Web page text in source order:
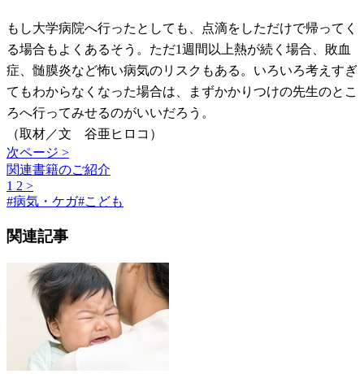
もし大学病院へ行ったとしても、点滴をしただけで帰ってく
る場合もよくあるそう。ただ1週間以上熱が続く場合、敗血
症、髄膜炎など怖い病気のリスクもある。いろいろ考えすぎ
てもわからなくなった場合は、まずかかりつけの先生のとこ
ろへ行ってみせるのがいいだろう。
（取材／文 谷亜ヒロコ）
次ページ >
関連書籍のご紹介
1 2 >
#病気・ケガ#こども
関連記事